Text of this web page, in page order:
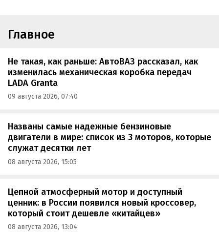
Главное
Не такая, как раньше: АвтоВАЗ рассказал, как
изменилась механическая коробка передач
LADA Granta
09 августа 2026, 07:40
Названы самые надежные бензиновые
двигатели в мире: список из 3 моторов, которые
служат десятки лет
08 августа 2026, 15:05
Цепной атмосферный мотор и доступный
ценник: в России появился новый кроссовер,
который стоит дешевле «китайцев»
08 августа 2026, 13:04